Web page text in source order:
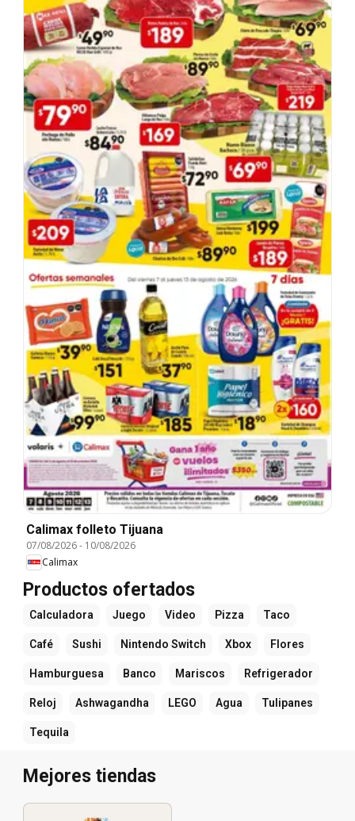
Calimax folleto Tijuana
07/08/2026- 10/08/2026
Calimax
Productos ofertados
Calculadora Juego Video Pizza Taco
Café Sushi Nintendo Switch Xbox Flores
Hamburguesa Banco Mariscos Refrigerador
Reloj Ashwagandha LEGO Agua Tulipanes
Tequila
Mejores tiendas